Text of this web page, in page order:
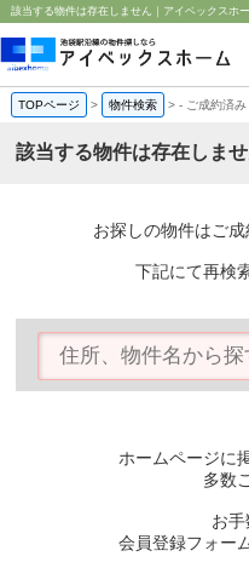
該当する物件は存在しません｜アイベックスホ
TOPページ > 物件検索 >- ご成約済み
該当する物件は存在しま
お探しの物件はご成
下記にて再検
ホームページに
多数
お手
会員登録フォー